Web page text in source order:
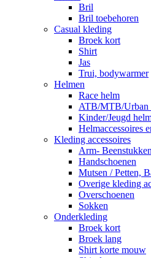
Bril
Bril toebehoren
Casual kleding
Broek kort
Shirt
Jas
Trui, bodywarmer
Helmen
Race helm
ATB/MTB/Urban
Kinder/Jeugd
Helmaccessoires
Kleding accessoires
Arm-
Handschoenen
Mutsen / Petten,
Overige kleding
Overschoenen
Sokken
Onderkleding
Broek kort
Broek lang
Shirt korte mouw